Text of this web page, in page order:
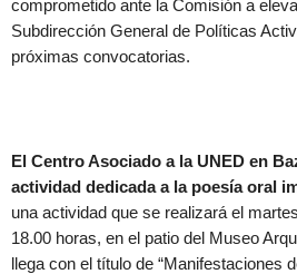
comprometido ante la Comisión a
Subdirección General de Políticas
próximas convocatorias.
El Centro Asociado a la UNED en
actividad dedicada a la poesía oral
una actividad que se realizará el
18.00 horas, en el patio del Museo
llega con el título de “Manifestaciones